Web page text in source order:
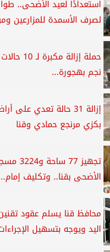
استعدادًا لعيد الأضحى..
لصرف الأسمدة للمزارعين
حملة
نجم بهجورة...
إزالة 31 حالة تعدي على
بكزي مرنجع حمادي وقنا
تجهيز
الأضحى بقنا.. وتكليف
محافظ قنا يسلم عقود
اليد ويوجه بتسهيل